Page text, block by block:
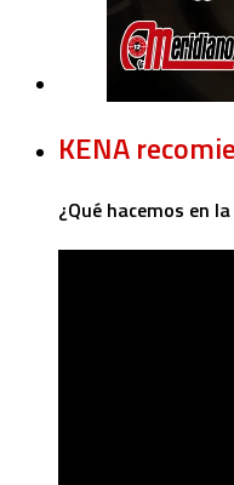
KENA
¿Qué hacemos en